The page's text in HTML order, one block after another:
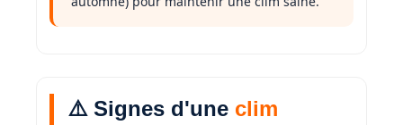
⚠️ Signes d'une clim